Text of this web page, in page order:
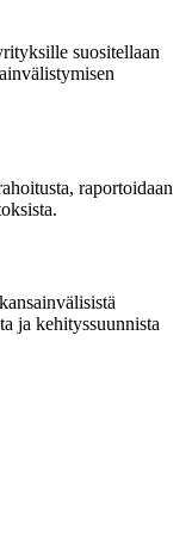
suositellaan
raportoidaan
ja kehityssuunnista